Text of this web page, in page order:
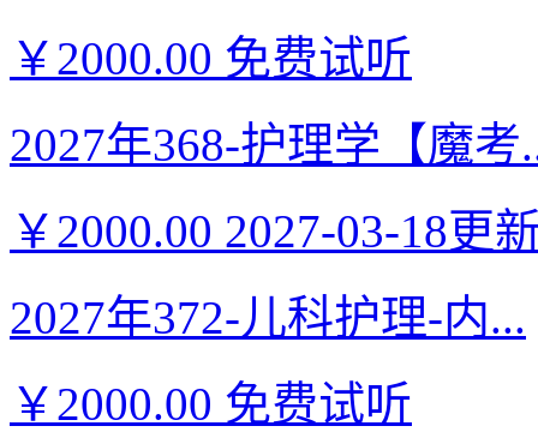
￥2000.00 免费试听
2027年368-护理学【魔考
￥2000.00 2027-03-18更
2027年372-儿科护理-内...
￥2000.00 免费试听